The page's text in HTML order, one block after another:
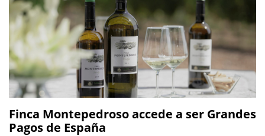
Finca Montepedroso accede a ser Grandes
Pagos de España